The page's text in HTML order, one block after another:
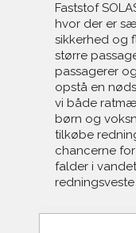
Faststof
hvor der er
sikkerhed og
større
passagerer
opstå en
vi både
børn og
tilkøbe
chancerne
falder i
redningsveste